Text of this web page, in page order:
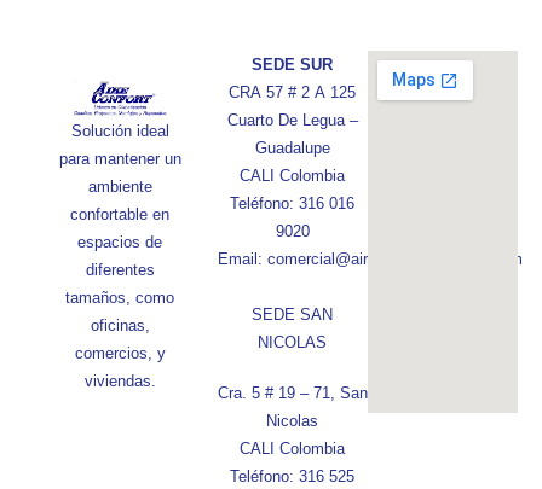
Solución ideal
para mantener un
ambiente
confortable en
espacios de
diferentes
tamaños, como
oficinas,
comercios, y
viviendas.
SEDE SUR
CRA 57 # 2 A 125
Cuarto De Legua –
Guadalupe
CALI Colombia
Teléfono: 316 016
9020
Email: comercial@aireconfortcolombia.com
SEDE SAN
NICOLAS
Cra. 5 # 19 – 71, San
Nicolas
CALI Colombia
Teléfono: 316 525